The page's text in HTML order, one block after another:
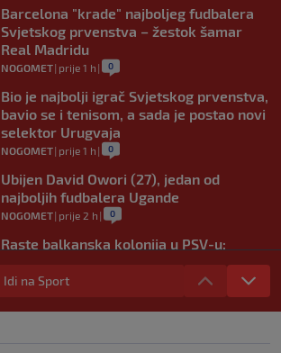
Barcelona "krade" najboljeg fudbalera
Svjetskog prvenstva – žestok šamar
Real Madridu
NOGOMET| prije 1 h | 0
Bio je najbolji igrač Svjetskog prvenstva,
bavio se i tenisom, a sada je postao novi
selektor Urugvaja
NOGOMET| prije 1 h | 0
Ubijen David Owori (27), jedan od
najboljih fudbalera Ugande
NOGOMET| prije 2 h | 0
Raste balkanska kolonija u PSV-u:
Reprezentativac Srbije stigao kod
Perišića i Bajraktarevića
Idi na Sport